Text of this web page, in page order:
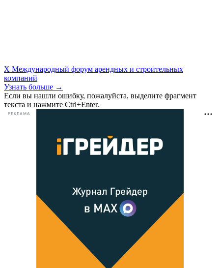
X Международный форум арендных и строительных
компаний
Узнать больше →
Если вы нашли ошибку, пожалуйста, выделите фрагмент
текста и нажмите Ctrl+Enter.
РЕКЛАМА